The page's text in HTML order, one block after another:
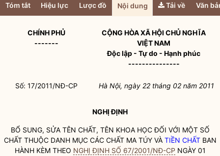
Tóm tắt Hiệu lực Lược đồ Nội dung Tải về Văn
CHÍNH PHỦ
-------
CỘNG HÒA XÃ HỘI CHỦ NGHĨA
VIỆT NAM
Độc lập - Tự do - Hạnh phúc
---------------
Số: 17/2011/NĐ-CP Hà Nội, ngày 22 tháng 02 năm 2011
NGHỊ ĐỊNH
BỔ SUNG, SỬA TÊN CHẤT, TÊN KHOA HỌC ĐỐI VỚI MỘT SỐ
CHẤT THUỘC DANH MỤC CÁC CHẤT MA TÚY VÀ TIỀN CHẤTBAN
HÀNH KÈM THEO NGHỊ ĐỊNH SỐ 67/2001/NĐ-CP NGÀY 01